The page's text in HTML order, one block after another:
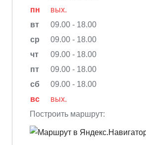
пн
вых.
вт
09.00 - 18.00
ср
09.00 - 18.00
чт
09.00 - 18.00
пт
09.00 - 18.00
сб
09.00 - 18.00
вс
вых.
Построить маршрут: